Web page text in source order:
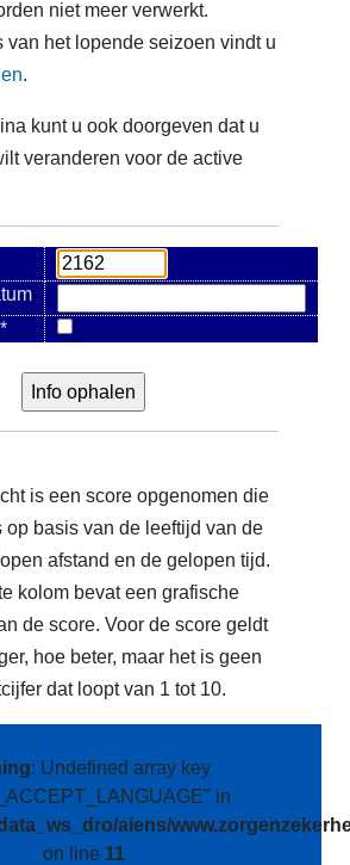
niet meer verwerkt.
van het lopende seizoen vindt u
.
kunt u ook doorgeven dat u
veranderen voor de active
is een score opgenomen die
op basis van de leeftijd van de
afstand en de gelopen tijd.
kolom bevat een grafische
de score. Voor de score geldt
hoe beter, maar het is geen
dat loopt van 1 tot 10.
: Undefined array key
in
aiens/
on line 11